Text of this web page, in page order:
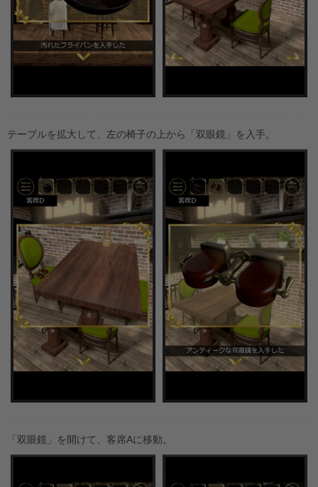
テーブルを拡大して、左の椅子の上から「双眼鏡」を入手。
「双眼鏡」を開けて、客席Aに移動。